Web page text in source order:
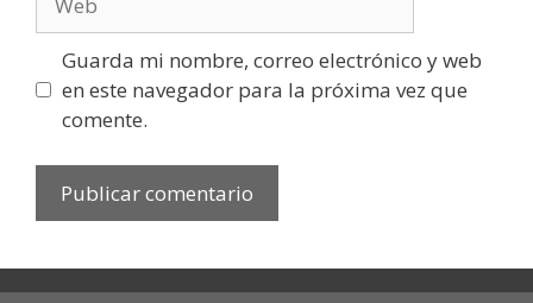
Guarda mi nombre, correo electrónico y web
en este navegador para la próxima vez que
comente.